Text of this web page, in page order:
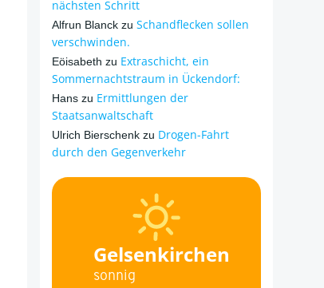
nächsten Schritt
Alfrun Blanck zu Schandflecken sollen
verschwinden.
Eöisabeth zu Extraschicht, ein
Sommernachtstraum in Ückendorf:
Hans zu Ermittlungen der
Staatsanwaltschaft
Ulrich Bierschenk zu Drogen-Fahrt
durch den Gegenverkehr
Gelsenkirchen
sonnig